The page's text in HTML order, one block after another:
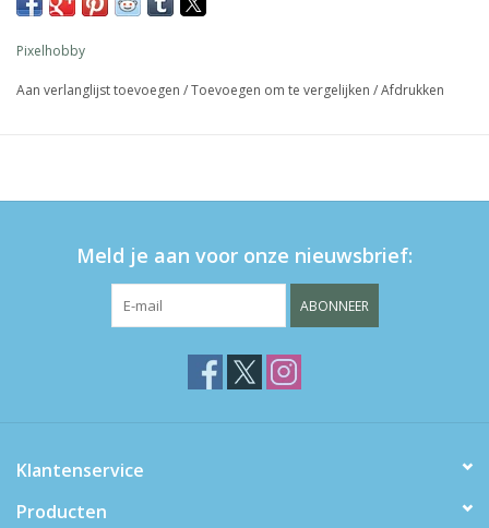
Pixelhobby
Aan verlanglijst toevoegen /Toevoegen om te vergelijken /Afdrukken
Meld je aan voor onze nieuwsbrief:
ABONNEER
Klantenservice
Producten